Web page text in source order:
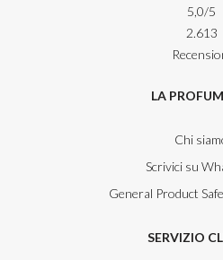
5,0/5
2.613
LA
Chi
Scrivici su
General Product
SERVIZIO